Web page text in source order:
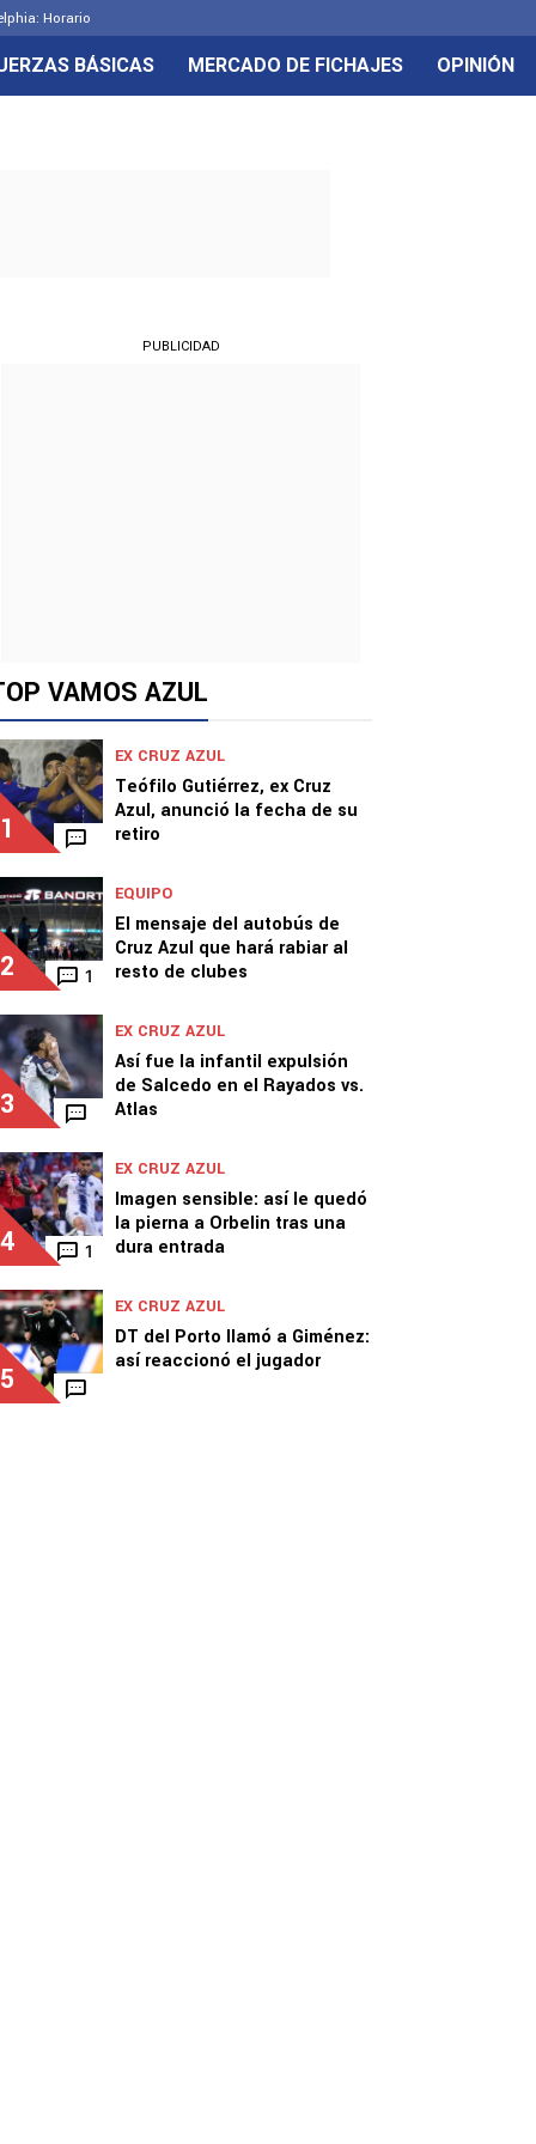
Horario
BÁSICAS MERCADO DE FICHAJES OPINIÓN
PUBLICIDAD
VAMOS AZUL
1
EX CRUZ AZUL
Teófilo Gutiérrez, ex Cruz
Azul, anunció la fecha de su
retiro
2 1
EQUIPO
El mensaje del autobús de
Cruz Azul que hará rabiar al
resto de clubes
3
EX CRUZ AZUL
Así fue la infantil expulsión
de Salcedo en el Rayados vs.
Atlas
4 1
EX CRUZ AZUL
Imagen sensible: así le quedó
la pierna a Orbelin tras una
dura entrada
5
EX CRUZ AZUL
DT del Porto llamó a Giménez:
así reaccionó el jugador